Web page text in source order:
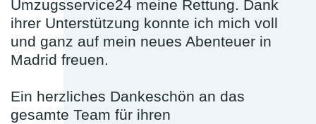
Umzugsservice24 meine Rettung. Dank
ihrer Unterstützung konnte ich mich voll
und ganz auf mein neues Abenteuer in
Madrid freuen.
Ein herzliches Dankeschön an das
gesamte Team für ihren